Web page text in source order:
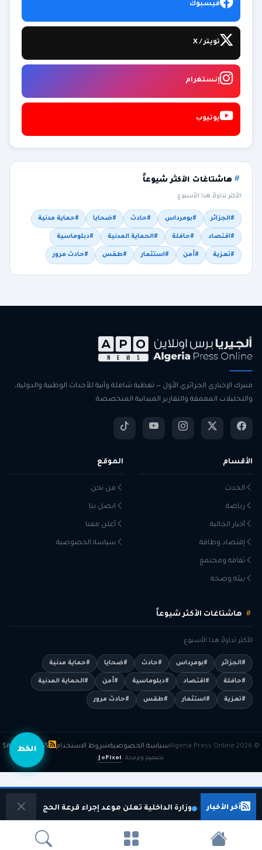
آخر الأخبار وزارة الداخلية تعلن موعد إجراء قرعة الحج
الخط
فيسبوك
تويتر / X
إنستغرام
يوتيوب
هاشتاغات الأكثر شيوعاً
الأكثر تداولاً هذا الأسبوع
#الجزائر #بومرداس #حادث #ضحايا #حماية مدنية
#اقتصاد #حافلة #الحماية المدنية #دبلوماسية
#تعزية #أمن #استثمار #طقس #حادث مرور
منبرك الإخباري الجزائري الأول — تغطية شاملة وآنية للأحداث الوطنية والدولية،
والتحليلات المعمقة والتقارير الميدانية المتخصصة.
الأقسام
الحدث
رياضة
أخبار الجالية
إقتصاد وطاقة
ثقافة ومجتمع
بيئة وصحة
الموقع
من نحن
اتصل بنا
أعلن معنا
سياسة الخصوصية
هاشتاغات الأكثر شيوعاً
الأكثر تداولاً هذا الأسبوع
#الجزائر #بومرداس #حادث #ضحايا #حماية مدنية
#حافلة #اقتصاد #دبلوماسية #أمن #الحماية المدنية
#تعزية #استثمار #طقس #حادث مرور
© 2026 Algeria Press Online سياسة الخصوصيةشروط الاستخدام RSS
Sitemap
تصميم وبرمجة JoPixel